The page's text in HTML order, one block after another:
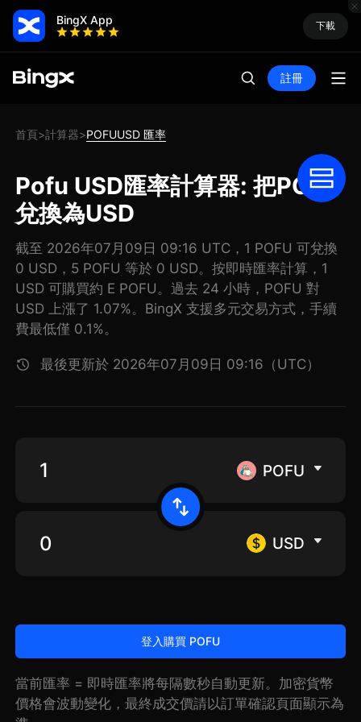
BingX App 下載
註冊
首頁>計算器>POFUUSD 匯率
Pofu USD匯率計算器: 把POFU
兌換為USD
截至 2026年07月09日 09:16 UTC，1 POFU 可兌換
0 USD，5 POFU 等於 0 USD。按即時匯率計算，1
USD 可購買約 E POFU。過去 24 小時，POFU 對
USD 上漲了 1.07%。BingX 支援多元交易方式，手續
費最低僅 0.1%。
最後更新於 2026年07月09日 09:16（UTC）
POFU
USD
登入購買 POFU
當前匯率 = 即時匯率將每隔數秒自動更新。加密貨幣
價格會波動變化，最終成交價請以訂單確認頁面顯示為